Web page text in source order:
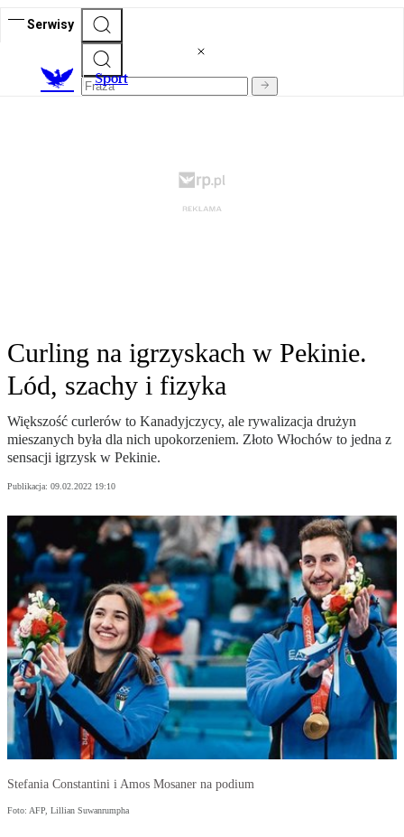
Serwisy
Sport
Curling na igrzyskach w Pekinie.
Lód, szachy i fizyka
Większość curlerów to Kanadyjczycy, ale rywalizacja drużyn
mieszanych była dla nich upokorzeniem. Złoto Włochów to jedna z
sensacji igrzysk w Pekinie.
Publikacja: 09.02.2022 19:10
Stefania Constantini i Amos Mosaner na podium
Foto: AFP, Lillian Suwanrumpha